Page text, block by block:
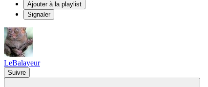
Ajouter à la playlist
Signaler
LeBalayeur
Suivre